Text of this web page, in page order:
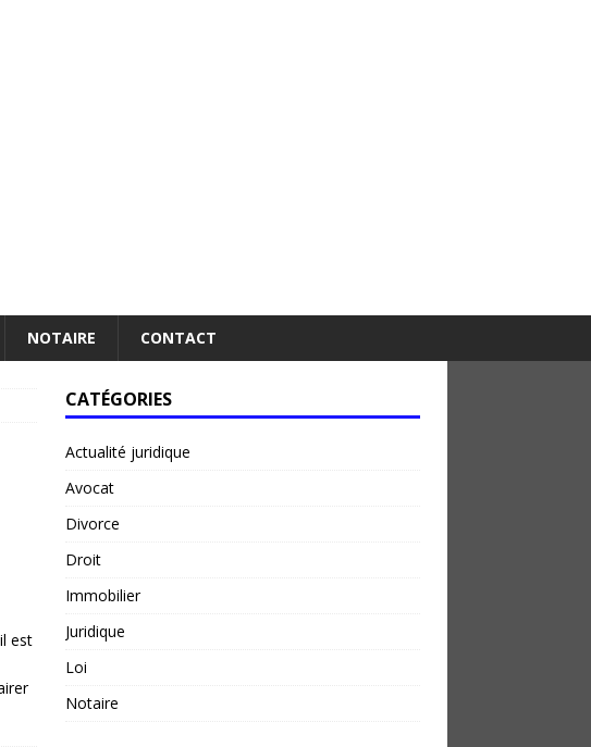
NOTAIRE CONTACT
est
CATÉGORIES
Actualité juridique
Avocat
Divorce
Droit
Immobilier
Juridique
Loi
Notaire